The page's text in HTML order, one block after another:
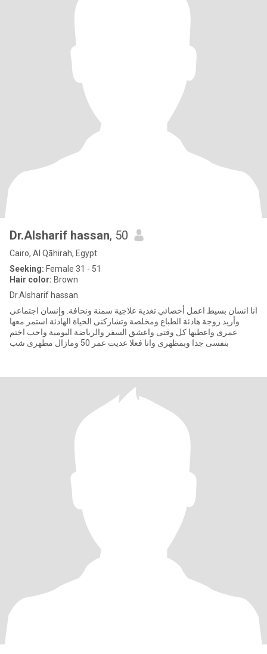
Dr.Alsharif hassan, 50
Cairo, Al Qāhirah, Egypt
Seeking: Female 31 - 51
Hair color: Brown
Dr.Alsharif hassan
انا انسان بسيط اعمل أخصائي تغذية علاجية سمنة ونحافة. وإنسان اجتماعى
وأريد زوجة هادئة الطباع ومخلصة وتشاركنى الحياة الهادئة استمر معها
عمرى واعطيها كل وقتى واعشق السفر والرياضة اليومية واحب اختم
بنفسى جدا وبمظهرى وانا فعلا عديت عمر 50 ومازال مظهرى شب